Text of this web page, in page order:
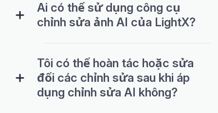
Ai có thể sử dụng công cụ
chỉnh sửa ảnh AI của LightX?
Tôi có thể hoàn tác hoặc sửa
đổi các chỉnh sửa sau khi áp
dụng chỉnh sửa AI không?